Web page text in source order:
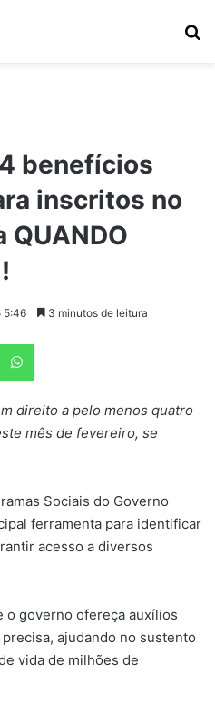
benefícios
inscritos no
QUANDO
5:46 3 minutos de leitura
WhatsApp
direito a pelo menos quatro
mês de fevereiro, se
Sociais do Governo
ferramenta para identificar
acesso a diversos
o governo ofereça auxílios
ajudando no sustento
vida de milhões de